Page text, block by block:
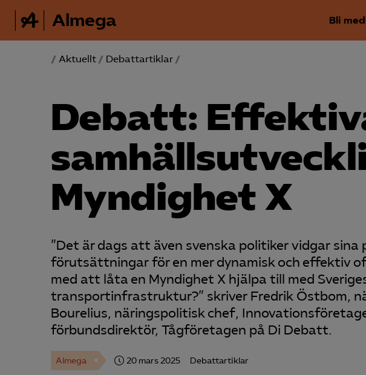
Almega Bli
/ Aktuellt / Debattartiklar /
Debatt:
Myndighet X
”Det är dags att även svenska politiker vidgar sina
förutsättningar för en mer dynamisk och effektiv
med att låta en Myndighet X hjälpa till med
transportinfrastruktur?” skriver Fredrik Östbom,
Bourelius, näringspolitisk chef,
förbundsdirektör, Tågföretagen på Di Debatt.
Almega 20 mars 2025 Debattartiklar